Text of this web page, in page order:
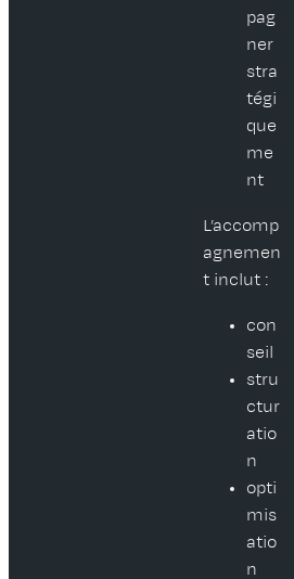
pag
ner
stra
tégi
que
me
nt
L’accomp
agnemen
t inclut :
con
seil
stru
ctur
atio
n
opti
mis
atio
n